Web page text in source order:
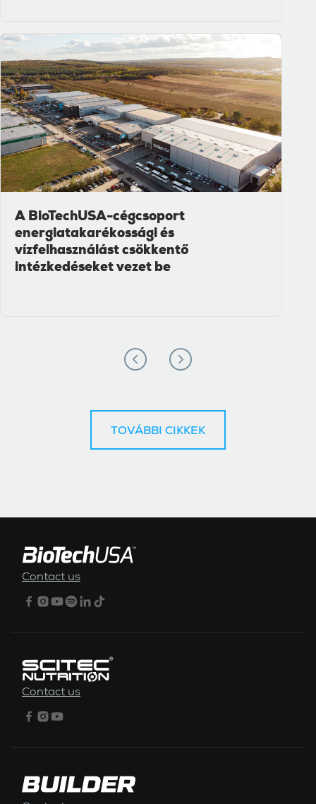
A BioTechUSA-cégcsoport
energiatakarékossági és
vízfelhasználást csökkentő
intézkedéseket vezet be
TOVÁBBI CIKKEK
Contact us
Contact us